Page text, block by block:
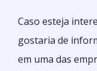
Caso esteja
gostaria de
em uma das